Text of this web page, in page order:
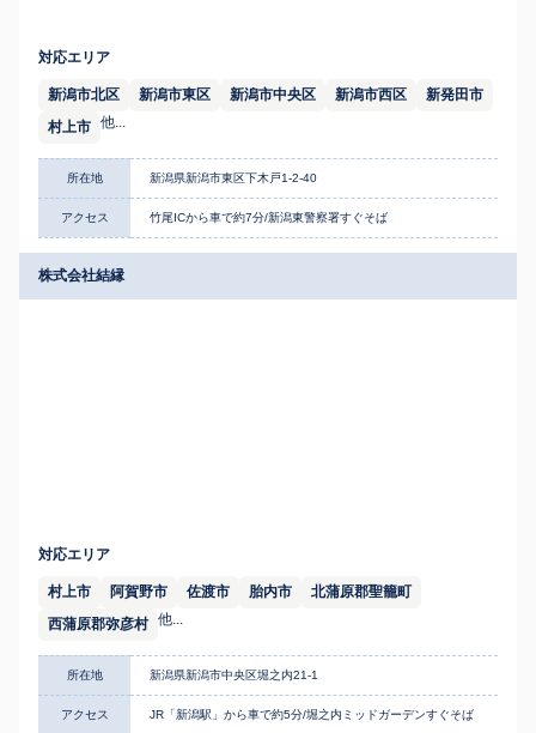
対応エリア
新潟市北区 新潟市東区 新潟市中央区 新潟市西区
新発田市
村上市 他...
所在地 新潟県新潟市東区下木戸1-2-40
アクセス 竹尾ICから車で約7分/新潟東警察署すぐそば
株式会社結縁
対応エリア
村上市 阿賀野市 佐渡市 胎内市
北蒲原郡聖籠町
西蒲原郡弥彦村 他...
所在地 新潟県新潟市中央区堀之内21-1
アクセス JR「新潟駅」から車で約5分/堀之内ミッドガーデンすぐそば